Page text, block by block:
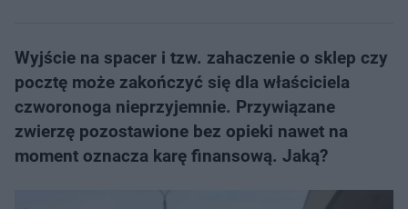
Wyjście na spacer i tzw. zahaczenie o sklep czy
pocztę może zakończyć się dla właściciela
czworonoga nieprzyjemnie. Przywiązane
zwierzę pozostawione bez opieki nawet na
moment oznacza karę finansową. Jaką?